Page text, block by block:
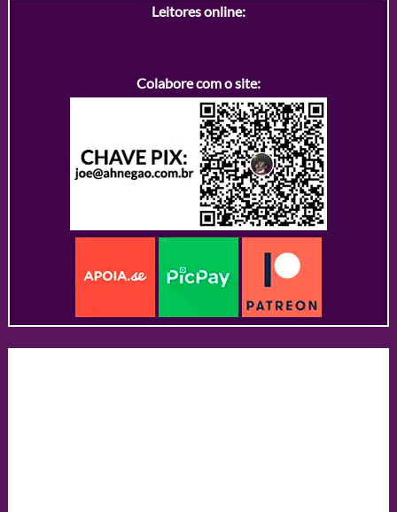
Leitores online:
Colabore com o site: